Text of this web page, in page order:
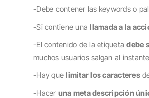
-Debe contener las keywords o
-Si contiene unallamada a la
-El contenido de la etiquetadebe
muchos usuarios salgan al
-Hay quelimitar los caracteres
-Hacer una meta descripción